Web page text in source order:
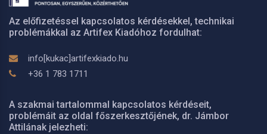
Az előfizetéssel kapcsolatos kérdésekkel, technikai
problémákkal az Artifex Kiadóhoz fordulhat:
info[kukac]artifexkiado.hu
+36 1 783 1711
A szakmai tartalommal kapcsolatos kérdéseit,
problémáit az oldal főszerkesztőjének, dr. Jámbor
Attilának jelezheti: